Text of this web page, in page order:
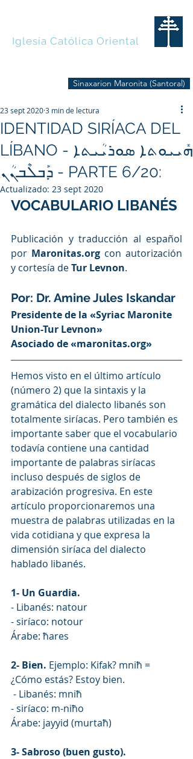
Iglesia Católica Oriental
Sinaxarion Maronita (Santoral)
IDENTIDAD SIRÍACA DEL
LÍBANO - ܗܺܝܝܘܬܐ ܣܘܪܝܳܝܬܐ
ܕܰܒܠܶܒܢܳܢ - PARTE 6/20:
23 sept 20203 min de lectura
Actualizado: 23 sept 2020
VOCABULARIO LIBANÉS
Publicación y traducción al español
por Maronitas.org con autorización
y cortesía deTur Levnon.
Por: Dr. Amine Jules Iskandar
Presidente de la «Syriac Maronite
Union-Tur Levnon»
Asociado de «maronitas.org»
Hemos visto en el último artículo
(número 2) que la sintaxis y la
gramática del dialecto libanés son
totalmente siríacas. Pero también es
importante saber que el vocabulario
todavía contiene una cantidad
importante de palabras siríacas
incluso después de siglos de
arabización progresiva. En este
artículo proporcionaremos una
muestra de palabras utilizadas en la
vida cotidiana y que expresa la
dimensión siríaca del dialecto
hablado libanés.
1- Un Guardia.
- Libanés: natour
- siríaco: notour
Árabe: ħares
2- Bien. Ejemplo: Kifak? mniħ =
¿Cómo estás? Estoy bien.
- Libanés: mniħ
- siríaco: m-niħo
Árabe: jayyid (murtaħ)
3- Sabroso (buen gusto).